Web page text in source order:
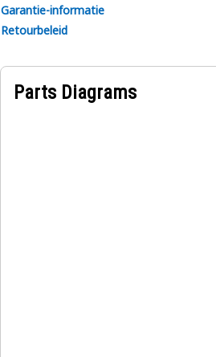
Garantie-informatie
Retourbeleid
Parts Diagrams